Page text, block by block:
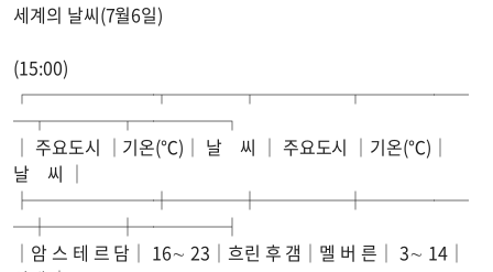
세계의 날씨(7월6일)
(15:00)
┌───────┬────┬─────┬──────
─┬────┬─────┐
│ 주요도시 │기온(℃)│ 날 씨 │ 주요도시 │기온(℃)│
날 씨 │
├───────┼────┼─────┼──────
─┼────┼─────┤
│암 스 테 르 담│ 16∼ 23│흐린 후 갬│멜 버 른│ 3∼ 14│